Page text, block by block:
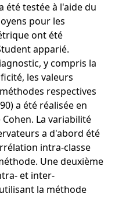
été testée à l'aide du
pour les
ont été
apparié.
y compris la
les valeurs
respectives
a été réalisée en
La variabilité
a d'abord été
intra-classe
Une deuxième
et inter-
la méthode